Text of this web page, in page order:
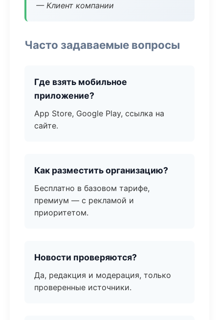
— Клиент компании
Часто задаваемые вопросы
Где взять мобильное
приложение?
App Store, Google Play, ссылка на
сайте.
Как разместить организацию?
Бесплатно в базовом тарифе,
премиум — с рекламой и
приоритетом.
Новости проверяются?
Да, редакция и модерация, только
проверенные источники.